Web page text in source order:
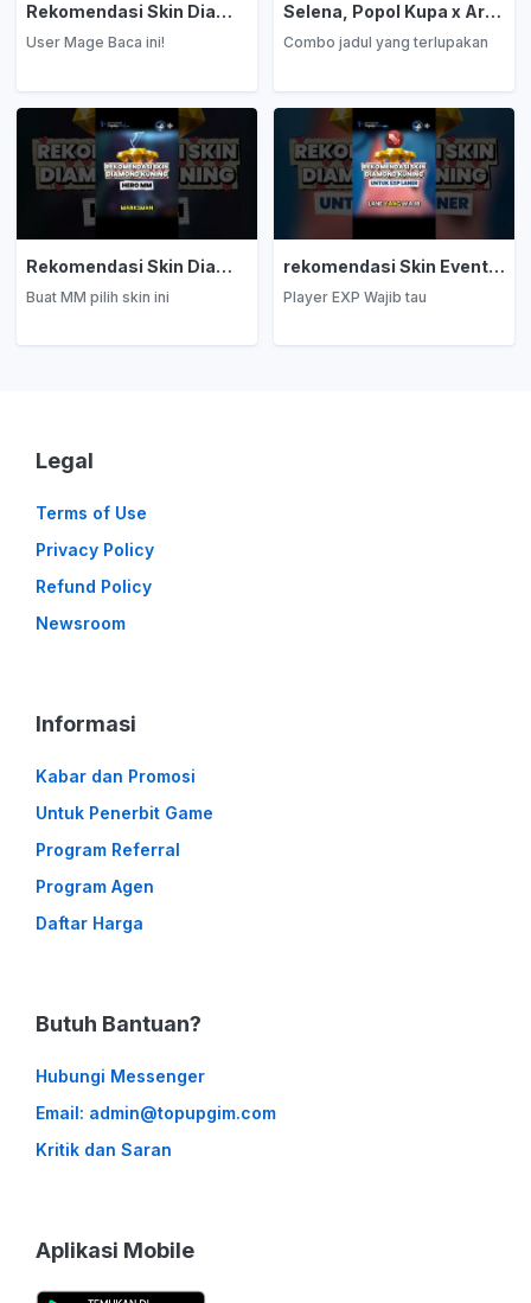
Rekomendasi Skin Diamond Kuning: Mage
User Mage Baca ini!
Selena, Popol Kupa x Arrival
Combo jadul yang terlupakan
Rekomendasi Skin Diamond Kuning: Marksman
Buat MM pilih skin ini
rekomendasi Skin Event Diamond Kuning: EXP Laner
Player EXP Wajib tau
Legal
Terms of Use
Privacy Policy
Refund Policy
Newsroom
Informasi
Kabar dan Promosi
Untuk Penerbit Game
Program Referral
Program Agen
Daftar Harga
Butuh Bantuan?
Hubungi Messenger
Email: admin@topupgim.com
Kritik dan Saran
Aplikasi Mobile